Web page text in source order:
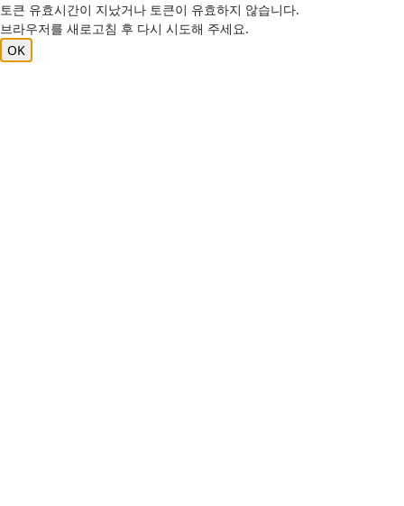
토큰 유효시간이 지났거나 토큰이 유효하지 않습니다.
브라우저를 새로고침 후 다시 시도해 주세요.
OK